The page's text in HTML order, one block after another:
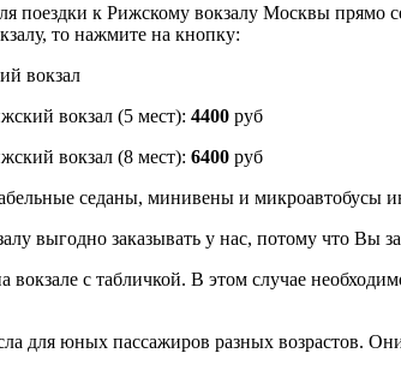
поездки к Рижскому вокзалу Москвы прямо
то нажмите на кнопку:
вокзал (5 мест): 4400 руб
вокзал (8 мест): 6400 руб
седаны, минивены и микроавтобусы
выгодно заказывать у нас, потому что Вы
с табличкой. В этом случае
для юных пассажиров разных возрастов.